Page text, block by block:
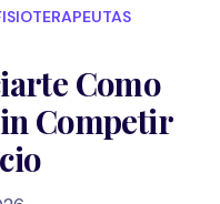
Como
Competir